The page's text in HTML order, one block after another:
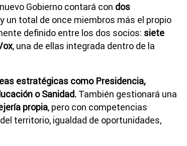
Gobierno contará con dos
un total de once miembros más el propio
definido entre los dos socios: siete
, una de ellas integrada dentro de la
estratégicas como Presidencia,
o Sanidad. También gestionará una
propia, pero con competencias
territorio, igualdad de oportunidades,